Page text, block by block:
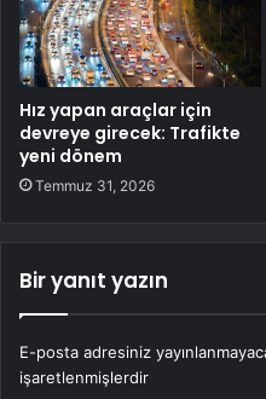
Hız yapan araçlar için
devreye girecek: Trafikte
yeni dönem
Temmuz 31, 2026
Bir yanıt yazın
E-posta adresiniz
işaretlenmişlerdir